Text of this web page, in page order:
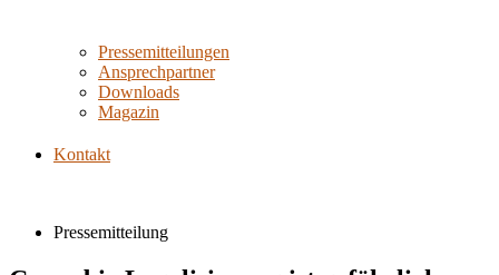
Pressemitteilungen
Ansprechpartner
Downloads
Magazin
Kontakt
Pressemitteilung